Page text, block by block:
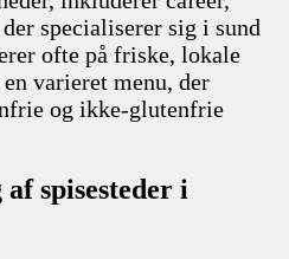
specialiserer sig i sund
ofte på friske, lokale
varieret menu, der
og ikke-glutenfrie
spisesteder i